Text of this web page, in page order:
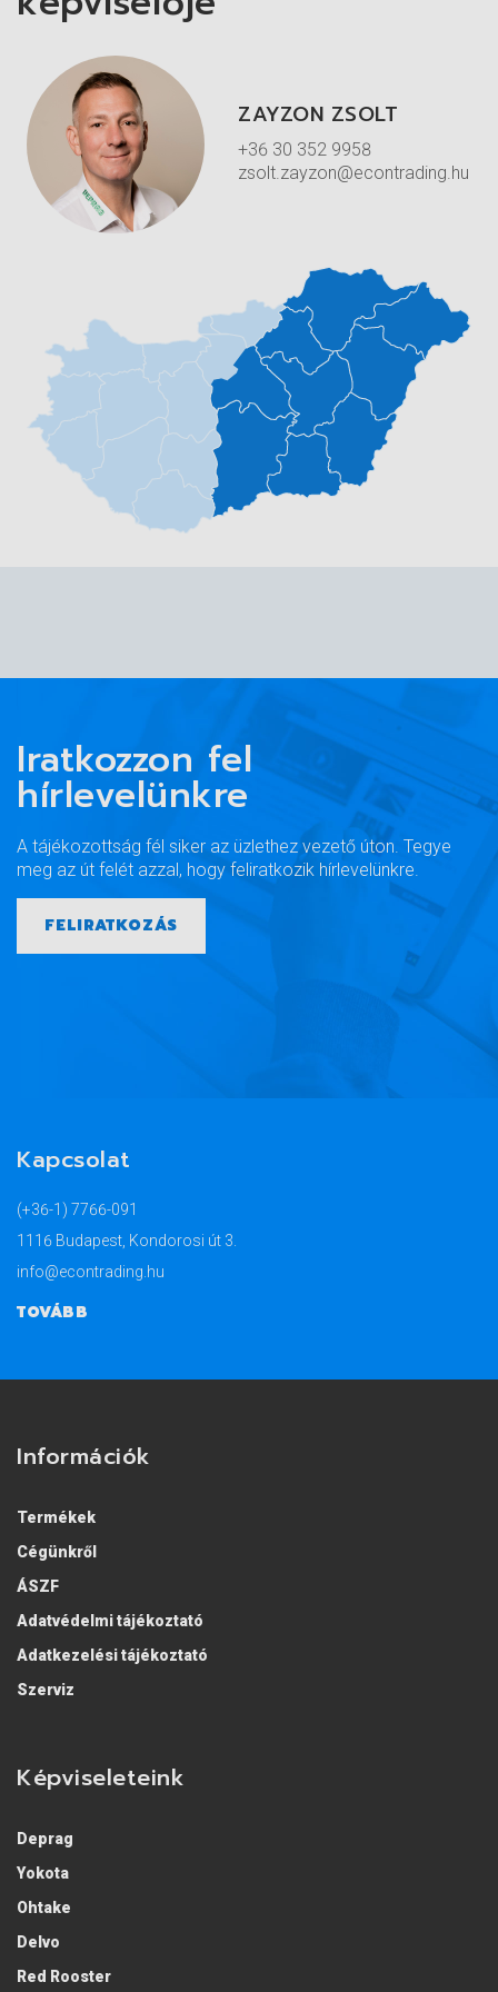
További információk a termék alábbi katalógusában.
Radiális
További információk a termék alábbi katalógusában.
Laterális
Hosszított
ZAYZON ZSOLT
+36 30 352 9958
zsolt.zayzon@econtrading.hu
Iratkozzon fel
hírlevelünkre
A tájékozottság fél siker az üzlethez vezető úton. Tegye
meg az út felét azzal, hogy feliratkozik hírlevelünkre.
FELIRATKOZÁS
Kapcsolat
(+36-1) 7766-091
1116 Budapest, Kondorosi út 3.
info@econtrading.hu
TOVÁBB
Információk
Termékek
Cégünkről
ÁSZF
Adatvédelmi tájékoztató
Adatkezelési tájékoztató
Szerviz
Képviseleteink
Deprag
Yokota
Ohtake
Delvo
Red Rooster